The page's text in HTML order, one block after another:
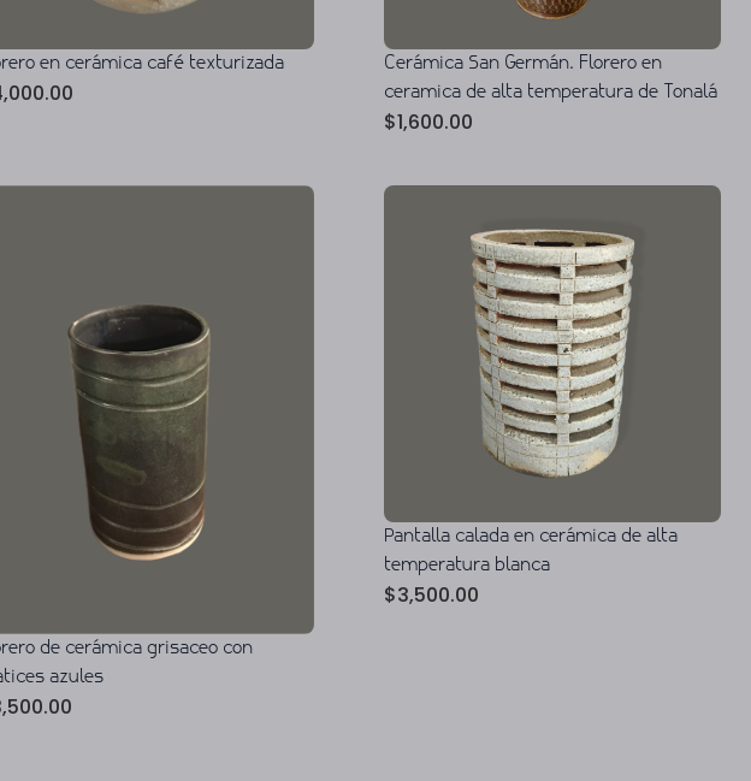
en cerámica café texturizada
Cerámica San Germán. Florero en
ceramica de alta temperatura de Tonalá
$1,600.00
de cerámica grisaceo con
azules
Pantalla calada en cerámica de alta
temperatura blanca
$3,500.00